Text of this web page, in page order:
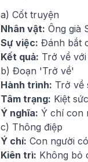
a) Cốt truyện
Nhân vật: Ông già
Sự việc: Đánh bắt
Kết quả: Trở về
b) Đoạn 'Trở về'
Hành trình: Trở về
Tâm trạng: Kiệt
Ý nghĩa: Ý chí con
c) Thông điệp
Ý chí: Con người
Kiên trì: Không bỏ